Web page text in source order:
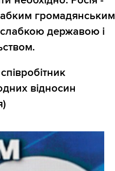
громадянським
слабкою державою і
відносин